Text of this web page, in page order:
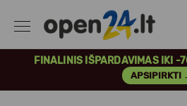
FINALINIS IŠPARDAVIMAS IKI -
APSIPIRKTI